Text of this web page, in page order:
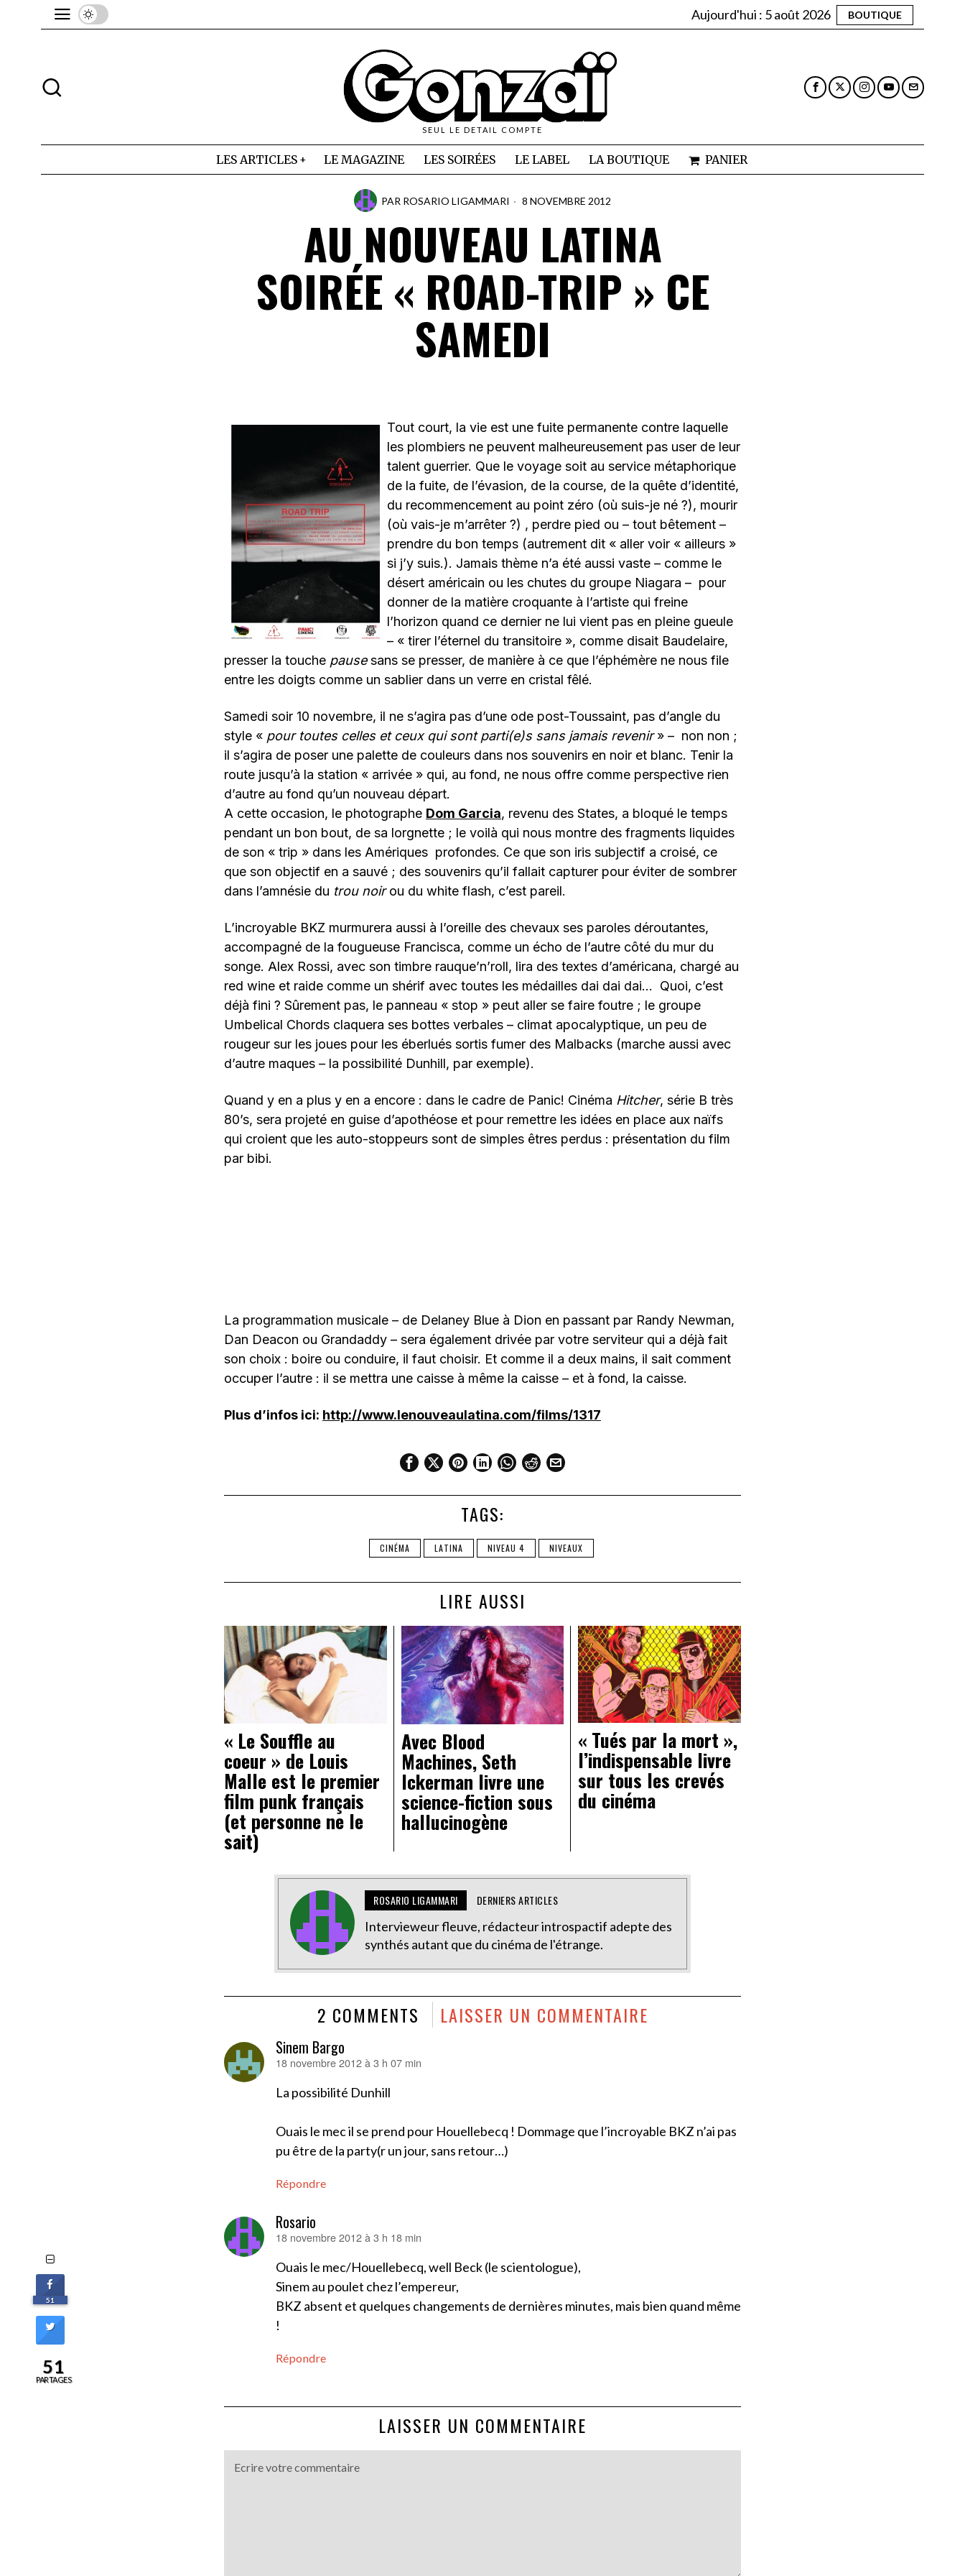
Aujourd'hui : 5 août 2026 BOUTIQUE
SEUL LE DETAIL COMPTE
LES ARTICLES LE MAGAZINE LES SOIRÉES LE LABEL LA BOUTIQUE PANIER
PAR ROSARIO LIGAMMARI 8 NOVEMBRE 2012
AU NOUVEAU LATINA
SOIRÉE « ROAD-TRIP » CE
SAMEDI
Tout court, la vie est une fuite permanente contre laquelle
les plombiers ne peuvent malheureusement pas user de leur
talent guerrier. Que le voyage soit au service métaphorique
de la fuite, de l’évasion, de la course, de la quête d’identité,
du recommencement au point zéro (où suis-je né ?), mourir
(où vais-je m’arrêter ?) , perdre pied ou – tout bêtement –
prendre du bon temps (autrement dit « aller voir « ailleurs »
si j’y suis.). Jamais thème n’a été aussi vaste – comme le
désert américain ou les chutes du groupe Niagara – pour
donner de la matière croquante à l’artiste qui freine
l’horizon quand ce dernier ne lui vient pas en pleine gueule
– « tirer l’éternel du transitoire », comme disait Baudelaire,
presser la touche pausesans se presser, de manière à ce que l’éphémère ne nous file
entre les doigts comme un sablier dans un verre en cristal fêlé.
Samedi soir 10 novembre, il ne s’agira pas d’une ode post-Toussaint, pas d’angle du
style « pour toutes celles et ceux qui sont parti(e)s sans jamais revenir» – non non ;
il s’agira de poser une palette de couleurs dans nos souvenirs en noir et blanc. Tenir la
route jusqu’à la station « arrivée » qui, au fond, ne nous offre comme perspective rien
d’autre au fond qu’un nouveau départ.
A cette occasion, le photographe Dom Garcia, revenu des States, a bloqué le temps
pendant un bon bout, de sa lorgnette ; le voilà qui nous montre des fragments liquides
de son « trip » dans les Amériques profondes. Ce que son iris subjectif a croisé, ce
que son objectif en a sauvé ; des souvenirs qu’il fallait capturer pour éviter de sombrer
dans l’amnésie du trou noirou du white flash, c’est pareil.
L’incroyable BKZ murmurera aussi à l’oreille des chevaux ses paroles déroutantes,
accompagné de la fougueuse Francisca, comme un écho de l’autre côté du mur du
songe. Alex Rossi, avec son timbre rauque’n’roll, lira des textes d’américana, chargé au
red wine et raide comme un shérif avec toutes les médailles dai dai dai… Quoi, c’est
déjà fini ? Sûrement pas, le panneau « stop » peut aller se faire foutre ; le groupe
Umbelical Chords claquera ses bottes verbales – climat apocalyptique, un peu de
rougeur sur les joues pour les éberlués sortis fumer des Malbacks (marche aussi avec
d’autre maques – la possibilité Dunhill, par exemple).
Quand y en a plus y en a encore : dans le cadre de Panic! Cinéma Hitcher, série B très
80’s, sera projeté en guise d’apothéose et pour remettre les idées en place aux naïfs
qui croient que les auto-stoppeurs sont de simples êtres perdus : présentation du film
par bibi.
La programmation musicale – de Delaney Blue à Dion en passant par Randy Newman,
Dan Deacon ou Grandaddy – sera également drivée par votre serviteur qui a déjà fait
son choix : boire ou conduire, il faut choisir. Et comme il a deux mains, il sait comment
occuper l’autre : il se mettra une caisse à même la caisse – et à fond, la caisse.
Plus d’infos ici: http://www.lenouveaulatina.com/films/1317
TAGS:
CINÉMA LATINA NIVEAU 4 NIVEAUX
LIRE AUSSI
« Le Souffle au
coeur » de Louis
Malle est le premier
film punk français
(et personne ne le
sait)
Avec Blood
Machines, Seth
Ickerman livre une
science-fiction sous
hallucinogène
« Tués par la mort »,
l’indispensable livre
sur tous les crevés
du cinéma
ROSARIO LIGAMMARI DERNIERS ARTICLES
Intervieweur fleuve, rédacteur introspactif adepte des
synthés autant que du cinéma de l'étrange.
2 COMMENTS LAISSER UN COMMENTAIRE
Sinem Bargo
dit :
18 novembre 2012 à 3 h 07 min
La possibilité Dunhill
Ouais le mec il se prend pour Houellebecq ! Dommage que l’incroyable BKZ n’ai pas
pu être de la party(r un jour, sans retour…)
Répondre
Rosario
dit :
18 novembre 2012 à 3 h 18 min
Ouais le mec/Houellebecq, well Beck (le scientologue),
Sinem au poulet chez l’empereur,
BKZ absent et quelques changements de dernières minutes, mais bien quand même
!
Répondre
LAISSER UN COMMENTAIRE
51
51
PARTAGES